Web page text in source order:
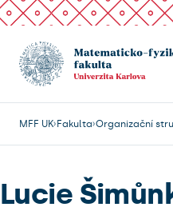
MFF UK Fakulta Organizační
Lucie